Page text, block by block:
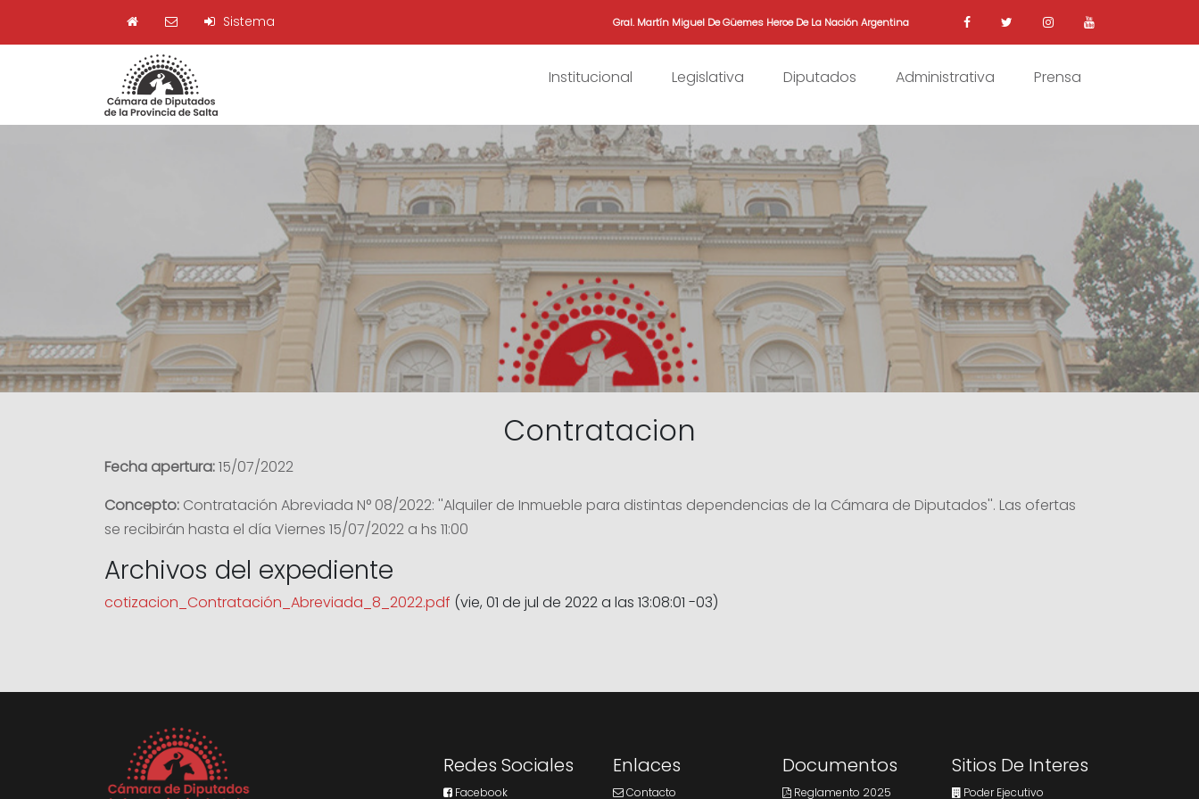
Sistema Gral. Martín Miguel De Güemes Heroe De La Nación Argentina
Institucional Legislativa Diputados Administrativa Prensa
Contratacion
Fecha apertura:15/07/2022
Concepto: Contratación Abreviada N° 08/2022: ''Alquiler de Inmueble para distintas dependencias de la Cámara de Diputados''. Las ofertas
se recibirán hasta el día Viernes 15/07/2022 a hs 11:00
Archivos del expediente
cotizacion_Contratación_Abreviada_8_2022.pdf (vie, 01 de jul de 2022 a las 13:08:01 -03)
Redes Sociales
Facebook
Enlaces
Contacto
Documentos
Reglamento 2025
Sitios De Interes
Poder Ejecutivo